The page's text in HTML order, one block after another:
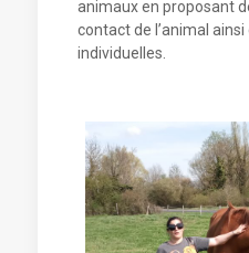
animaux en proposant
contact de l’animal
individuelles.